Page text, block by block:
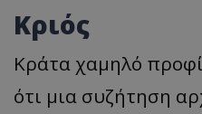
Κριός
Κράτα χαμηλό
ότι μια συζήτηση